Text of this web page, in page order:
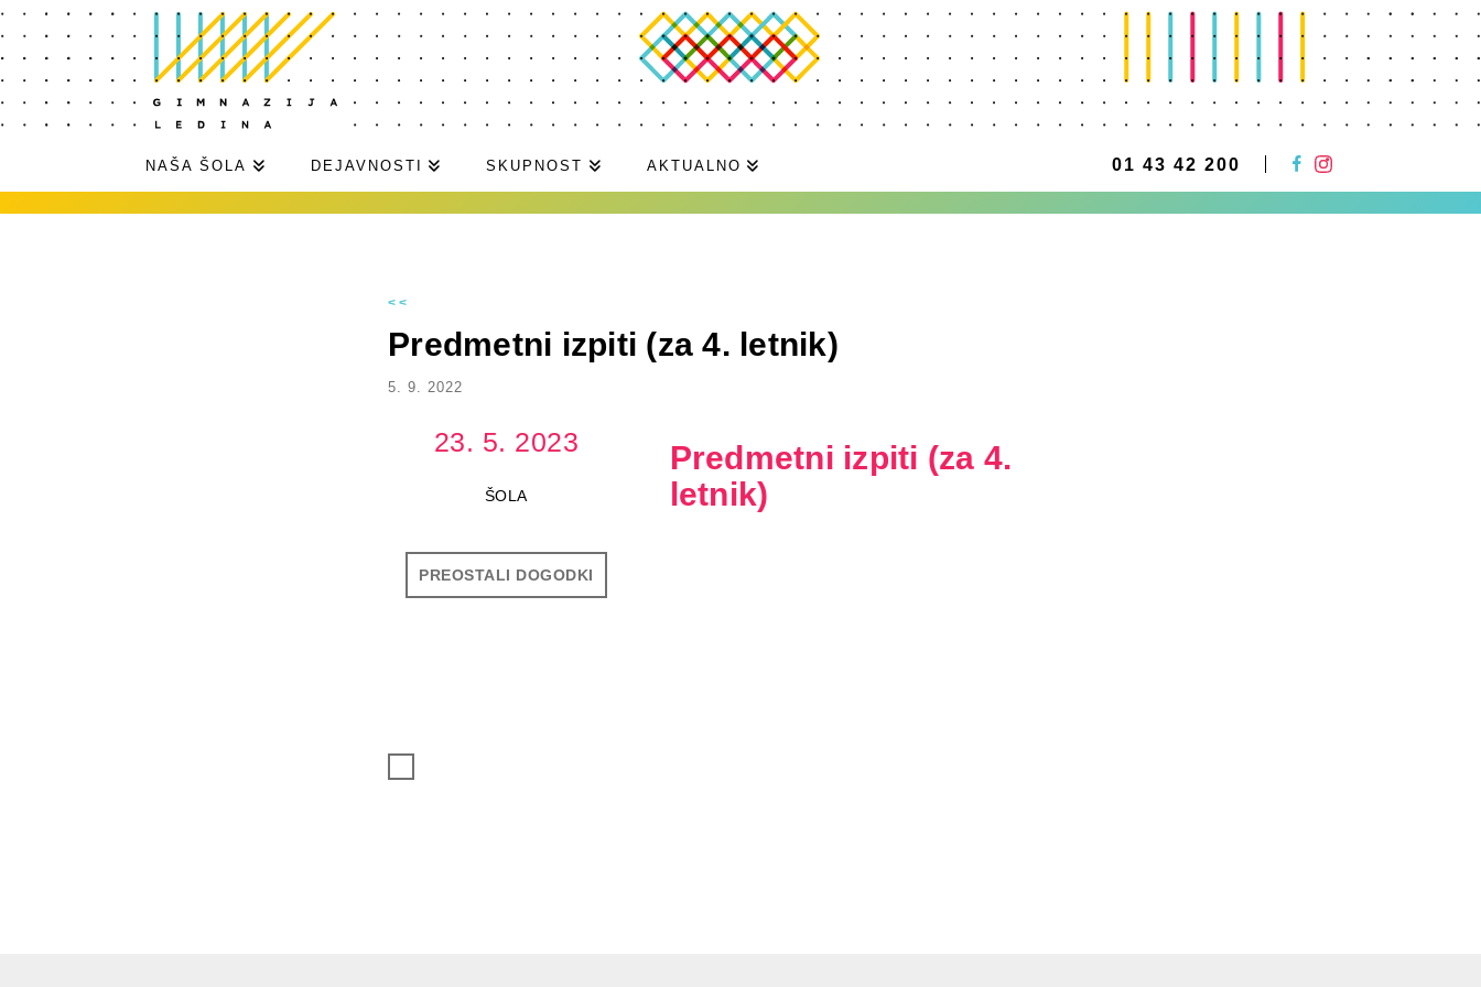
NAŠA ŠOLA DEJAVNOSTI SKUPNOST AKTUALNO 01 43 42 200
<<
Predmetni izpiti (za 4. letnik)
5. 9. 2022
Predmetni izpiti (za 4.
letnik)
23. 5. 2023
ŠOLA
PREOSTALI DOGODKI